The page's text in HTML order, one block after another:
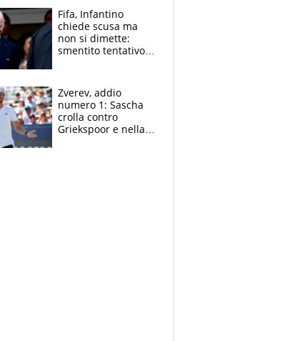
che ritiro
Fifa, Infantino
chiede scusa ma
non si dimette:
smentito tentativo di
Zverev, addio
numero 1: Sascha
crolla contro
Griekspoor e nella